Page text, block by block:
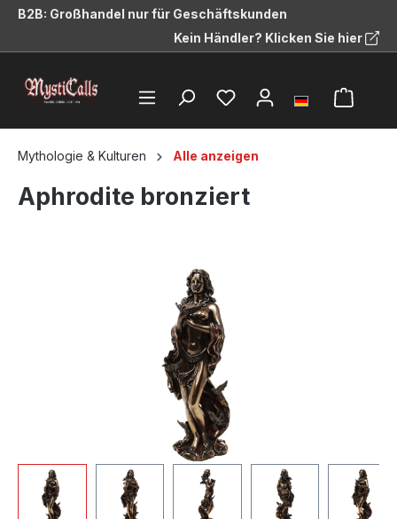
springen
B2B: Großhandel nur für Geschäftskunden
Kein Händler? Klicken Sie hier
Mythologie & Kulturen Alle anzeigen
Aphrodite bronziert